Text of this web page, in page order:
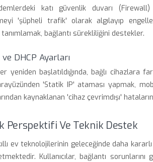
katı güvenlik duvarı
'şüpheli trafik' olarak algılayıp
bağlantı sürekliliğini destekler.
DHCP Ayarları
yeniden başlatıldığında, bağlı cihazlara
'Statik IP' ataması yapmak,
kaynaklanan 'cihaz çevrimdışı'
Perspektifi Ve Teknik Destek
ev teknolojilerinin geleceğinde daha
Kullanıcılar, bağlantı